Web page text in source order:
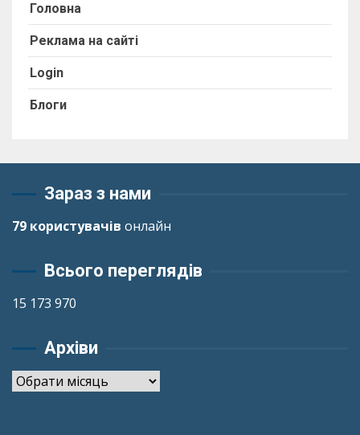
Головна
Реклама на сайті
Login
Блоги
Зараз з нами
79 користувачів онлайн
Всього переглядів
15 173 970
Архіви
Архіви